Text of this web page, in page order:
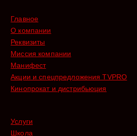
Главное
О компании
Реквизиты
Миссия компании
Манифест
Акции и спецпредложения TVPRO
Кинопрокат и дистрибьюция
Услуги
Школа